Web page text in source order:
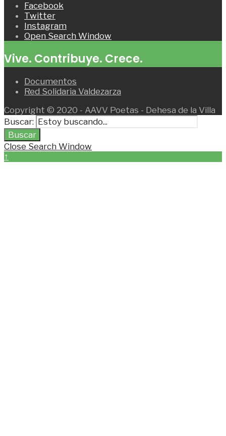
Facebook
Twitter
Instagram
Open Search Window
Vive. Contribuye. Crece.
Documentos
Red Solidaria Valdezarza
Copyright © 2020 - AAVV Poetas - Dehesa de la Villa
Buscar:
Buscar
Close Search Window
↑